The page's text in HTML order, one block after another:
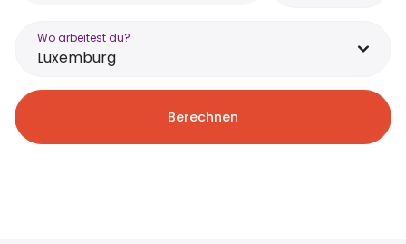
Wo arbeitest du?
Luxemburg
Berechnen